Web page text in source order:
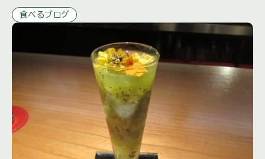
[…]
食べるブログ